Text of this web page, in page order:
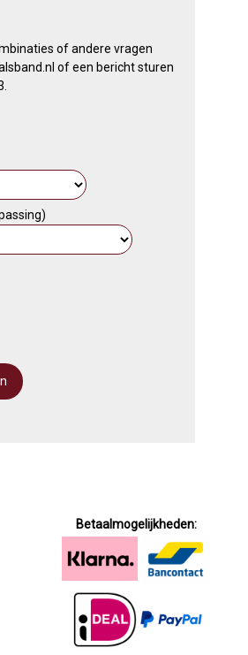
of andere vragen
of een bericht sturen
Betaalmogelijkheden: